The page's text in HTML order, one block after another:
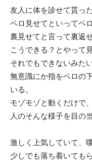
友人に体を診せて貰った
ベロ見せてといってベ
裏見せてと言って裏返せ
こうできる？とやって
それでもできないみたい
無意識にか指をベロの
いる。
モゾモゾと動くだけで
人のそんな様子を目の
激しく上気していて、
少しでも落ち着いても